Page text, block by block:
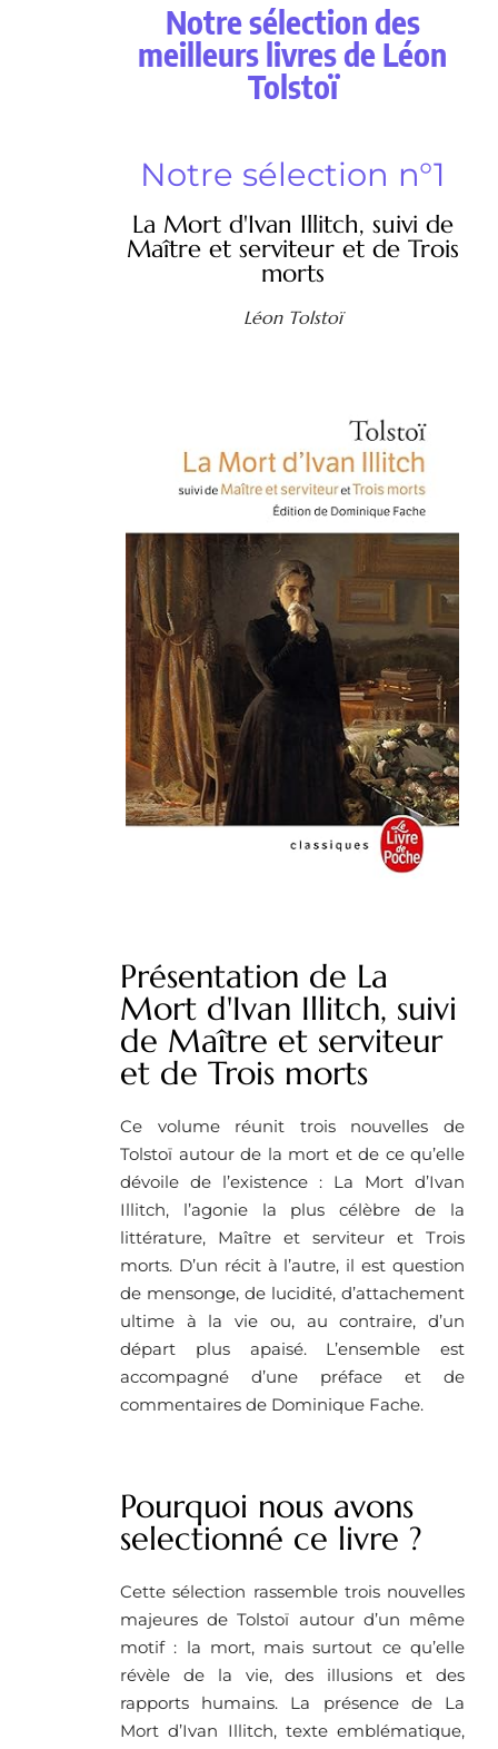
Notre sélection des
meilleurs livres de Léon
Tolstoï
Notre sélection n°1
La Mort d'Ivan Illitch, suivi de
Maître et serviteur et de Trois
morts
Léon Tolstoï
Présentation de La
Mort d'Ivan Illitch, suivi
de Maître et serviteur
et de Trois morts
Ce volume réunit trois nouvelles de
Tolstoï autour de la mort et de ce qu’elle
dévoile de l’existence : La Mort d’Ivan
Illitch, l’agonie la plus célèbre de la
littérature, Maître et serviteur et Trois
morts. D’un récit à l’autre, il est question
de mensonge, de lucidité, d’attachement
ultime à la vie ou, au contraire, d’un
départ plus apaisé. L’ensemble est
accompagné d’une préface et de
commentaires de Dominique Fache.
Pourquoi nous avons
selectionné ce livre ?
Cette sélection rassemble trois nouvelles
majeures de Tolstoï autour d’un même
motif : la mort, mais surtout ce qu’elle
révèle de la vie, des illusions et des
rapports humains. La présence de La
Mort d’Ivan Illitch, texte emblématique,